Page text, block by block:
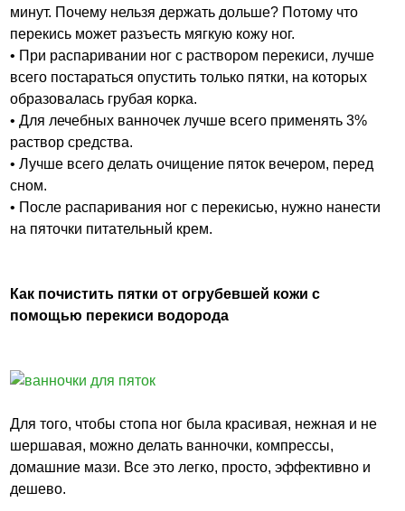
минут. Почему нельзя держать дольше? Потому что
перекись может разъесть мягкую кожу ног.
• При распаривании ног с раствором перекиси, лучше
всего постараться опустить только пятки, на которых
образовалась грубая корка.
• Для лечебных ванночек лучше всего применять 3%
раствор средства.
• Лучше всего делать очищение пяток вечером, перед
сном.
• После распаривания ног с перекисью, нужно нанести
на пяточки питательный крем.
Как почистить пятки от огрубевшей кожи с
помощью перекиси водорода
Для того, чтобы стопа ног была красивая, нежная и не
шершавая, можно делать ванночки, компрессы,
домашние мази. Все это легко, просто, эффективно и
дешево.